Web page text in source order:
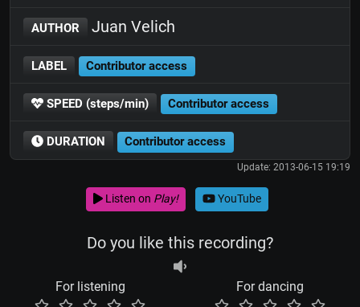
AUTHOR Juan Velich
LABEL Contributor access
SPEED (steps/min) Contributor access
DURATION Contributor access
Update: 2013-06-15 19:19
Listen on Play! YouTube
Do you like this recording?
For listening For dancing